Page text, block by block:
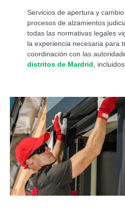
Servicios de apertura y
procesos de alzamientos
todas las normativas legales
la experiencia necesaria para
coordinación con las
distritos de Mardrid ,